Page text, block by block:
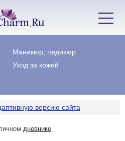
Маникюр, педикюр
Уход за кожей
версию сайта
дневнике